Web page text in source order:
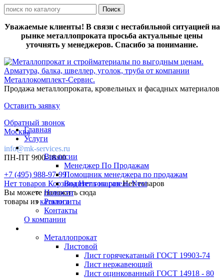
Уважаемые клиенты! В связи с нестабильной ситуацией на
рынке металлопроката просьба актуальные цены
уточнять у менеджеров. Спасибо за понимание.
Продажа металлопроката, кровельных и фасадных материалов
Оставить заявку
Обратный звонок
Москва
info@mk-services.ru
ПН-ПТ 9:00-18:00
+7 (495) 988-97-99
Нет товаров КорзинаНет товаровНет товаров
Вы можете положить сюда
товары изкаталога
Главная
Услуги
Вакансии
Менеджер По Продажам
Помощник менеджера по продажам
Водитель на газель Next
Новости
Реквизиты
Контакты
О компании
Металлопрокат
Листовой
Лист горячекатаный ГОСТ 19903-74
Лист нержавеющий
Лист оцинкованный ГОСТ 14918 - 80